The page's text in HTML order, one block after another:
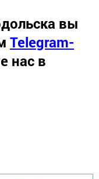
вы
Telegram-
нас в